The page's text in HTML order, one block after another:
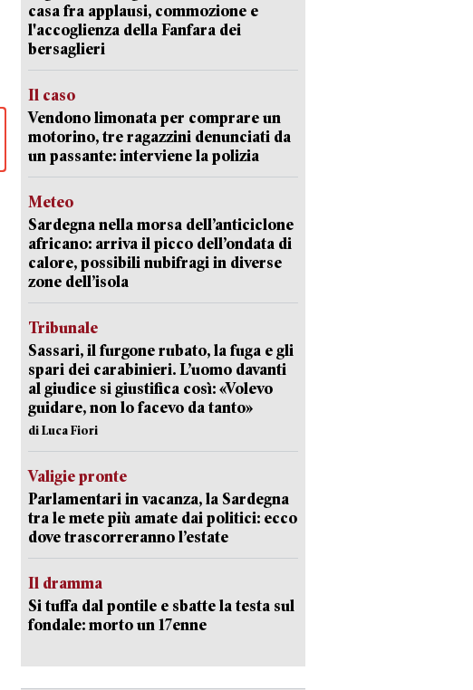
casa fra applausi, commozione e
l'accoglienza della Fanfara dei
bersaglieri
Il caso
Vendono limonata per comprare un
motorino, tre ragazzini denunciati da
un passante: interviene la polizia
Meteo
Sardegna nella morsa dell’anticiclone
africano: arriva il picco dell’ondata di
calore, possibili nubifragi in diverse
zone dell’isola
Tribunale
Sassari, il furgone rubato, la fuga e gli
spari dei carabinieri. L’uomo davanti
al giudice si giustifica così: «Volevo
guidare, non lo facevo da tanto»
di Luca Fiori
Valigie pronte
Parlamentari in vacanza, la Sardegna
tra le mete più amate dai politici: ecco
dove trascorreranno l’estate
Il dramma
Si tuffa dal pontile e sbatte la testa sul
fondale: morto un 17enne